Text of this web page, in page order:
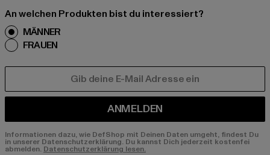
An welchen Produkten bist du interessiert?
MÄNNER
FRAUEN
ANMELDEN
Informationen dazu, wie DefShop mit Deinen Daten umgeht, findest Du
in unserer Datenschutzerklärung. Du kannst Dich jederzeit kostenfei
abmelden. Datenschutzerklärung lesen.